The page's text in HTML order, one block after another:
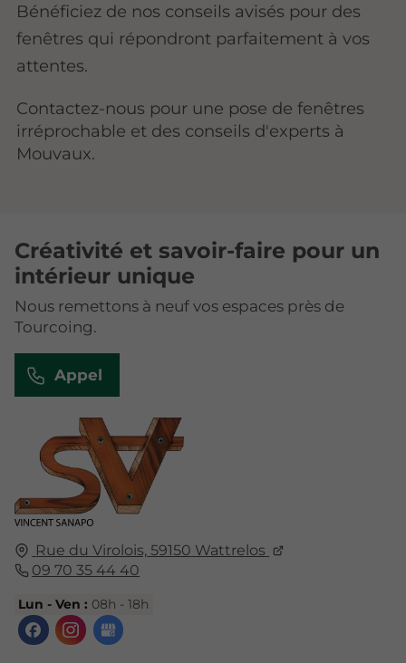
Bénéficiez de nos conseils avisés pour des
fenêtres qui répondront parfaitement à vos
attentes.
Contactez-nous pour une pose de fenêtres
irréprochable et des conseils d'experts à
Mouvaux.
Rue du Virolois, 59150 Wattrelos
09 70 35 44 40
Lun - Ven : 08h - 18h
Créativité et savoir-faire pour un
intérieur unique
Nous remettons à neuf vos espaces près de
Tourcoing.
Appel